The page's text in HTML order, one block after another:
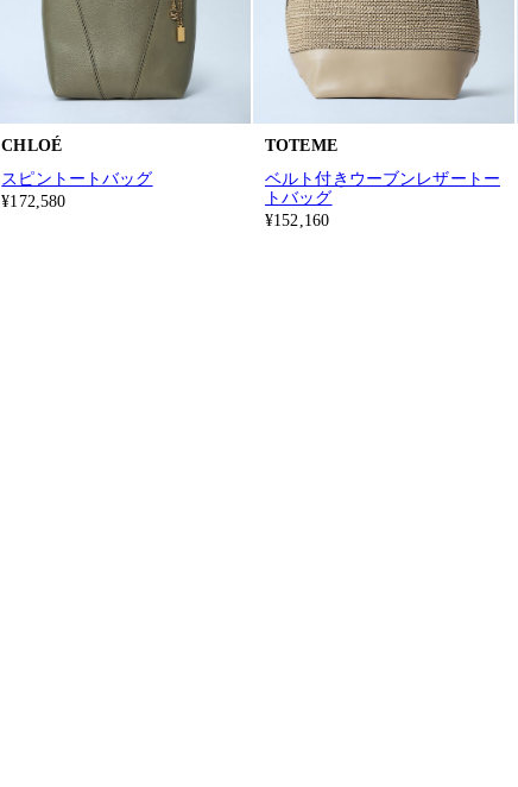
CHLOÉ
スピントートバッグ
¥172,580
TOTEME
ベルト付きウーブンレザートー
トバッグ
¥152,160